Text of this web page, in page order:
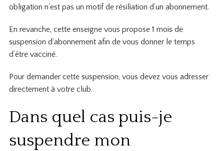
obligation n’est pas un motif de résiliation d’un abonnement.
En revanche, cette enseigne vous propose 1 mois de
suspension d’abonnement afin de vous donner le temps
d’être vacciné.
Pour demander cette suspension, vous devez vous adresser
directement à votre club.
Dans quel cas puis-je
suspendre mon